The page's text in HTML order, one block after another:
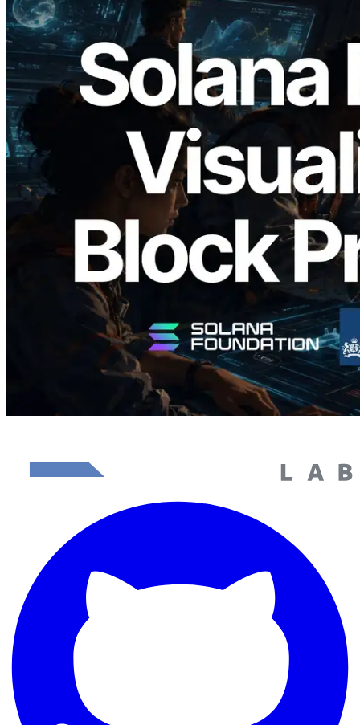
2026.05.24
Validators Solutions lance le Solana Block
Analyzer — Visualisation du temps de
production de bloc par slot et des
validateurs assignés